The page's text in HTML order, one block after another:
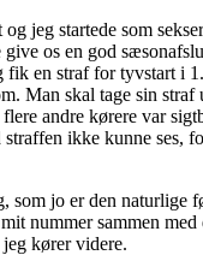
jeg startede som
os en god
fik en straf for tyvstart i
Man skal tage sin straf
andre kørere var
straffen ikke kunne ses,
som jo er den naturlige
nummer sammen med
kører videre.